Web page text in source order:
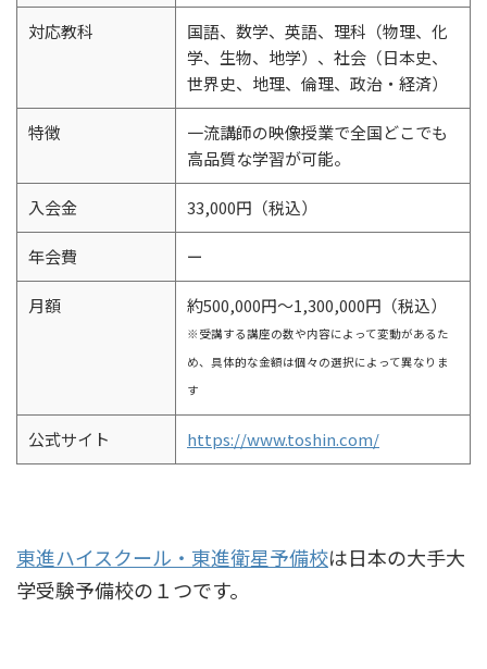
対応教科
国語、数学、英語、理科（物理、化
学、生物、地学）、社会（日本史、
世界史、地理、倫理、政治・経済）
特徴
一流講師の映像授業で全国どこでも
高品質な学習が可能。
入会金 33,000円（税込）
年会費 ー
月額 約500,000円～1,300,000円（税込）
※受講する講座の数や内容によって変動があるた
め、具体的な金額は個々の選択によって異なりま
す
公式サイト https://www.toshin.com/
東進ハイスクール・東進衛星予備校は日本の大手大
学受験予備校の１つです。